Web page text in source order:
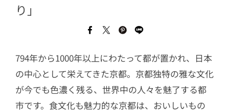
り」
794年から1000年以上にわたって都が置かれ、日本
の中心として栄えてきた京都。京都独特の雅な文化
が今でも色濃く残る、世界中の人々を魅了する都
市です。食文化も魅力的な京都は、おいしいもの